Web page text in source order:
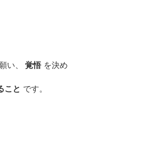
い、 覚悟 を決め
こと です。